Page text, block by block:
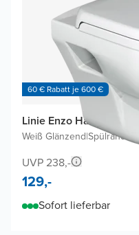
60 € Rabatt je 600 €
Linie Enzo Hänge WC
Weiß Glänzend|Spülrandlos
UVP 238,-
129,-
Sofort lieferbar